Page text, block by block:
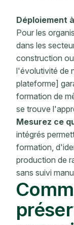
Déploiement
Pour les
dans les
construction
l'évolutivité de
plateforme]
formation de
se trouve
Mesurez ce
intégrés
formation,
production de
sans suivi